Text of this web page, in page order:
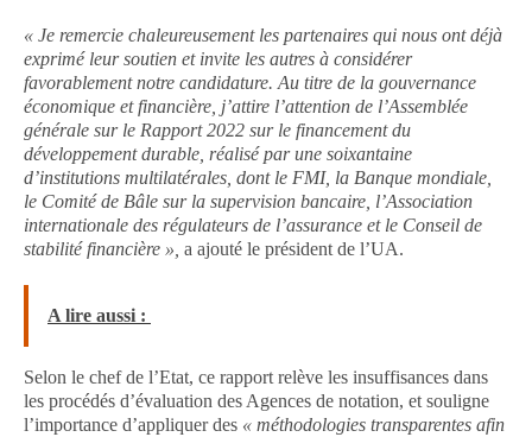
« Je remercie chaleureusement les partenaires qui nous ont déjà
exprimé leur soutien et invite les autres à considérer
favorablement notre candidature. Au titre de la gouvernance
économique et financière, j’attire l’attention de l’Assemblée
générale sur le Rapport 2022 sur le financement du
développement durable, réalisé par une soixantaine
d’institutions multilatérales, dont le FMI, la Banque mondiale,
le Comité de Bâle sur la supervision bancaire, l’Association
internationale des régulateurs de l’assurance et le Conseil de
stabilité financière », a ajouté le président de l’UA.
A lire aussi :
Selon le chef de l’Etat, ce rapport relève les insuffisances dans
les procédés d’évaluation des Agences de notation, et souligne
l’importance d’appliquer des « méthodologies transparentes afin